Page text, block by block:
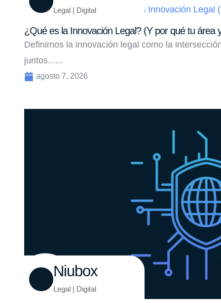
Legal | Digital
¿Qué es la Innovación Legal? (Y por qué tu área
Definimos la innovación legal como la
juntos......
agosto 7, 2026
Niubox
Legal | Digital